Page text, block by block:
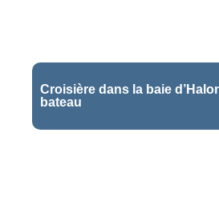
Croisière dans la baie
bateau